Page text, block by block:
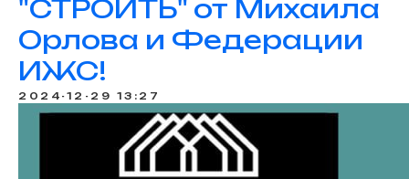
"СТРОИТЬ" от Михаила
Орлова и Федерации
ИЖС!
2024-12-29 13:27